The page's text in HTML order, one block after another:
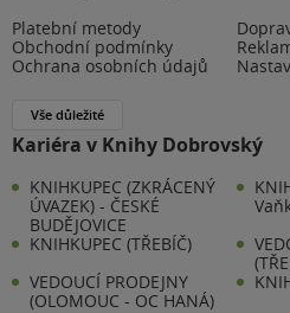
Platební metody
Obchodní podmínky
Ochrana osobních údajů
Vše důležité
Kariéra v Knihy Dobrovský
KNIHKUPEC (ZKRÁCENÝ
ÚVAZEK) - ČESKÉ
BUDĚJOVICE
KNIHKUPEC (TŘEBÍČ)
VEDOUCÍ PRODEJNY
(OLOMOUC - OC HANÁ)